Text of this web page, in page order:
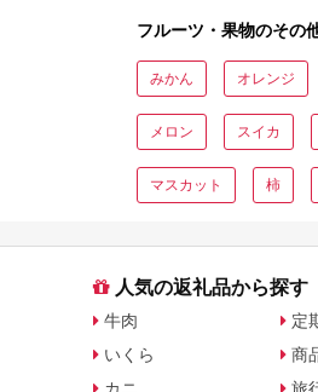
フルーツ・果物のその
みかん オレンジ
メロン スイカ
マスカット 柿
人気の返礼品から探す
牛肉
いくら
カニ
定
商
旅